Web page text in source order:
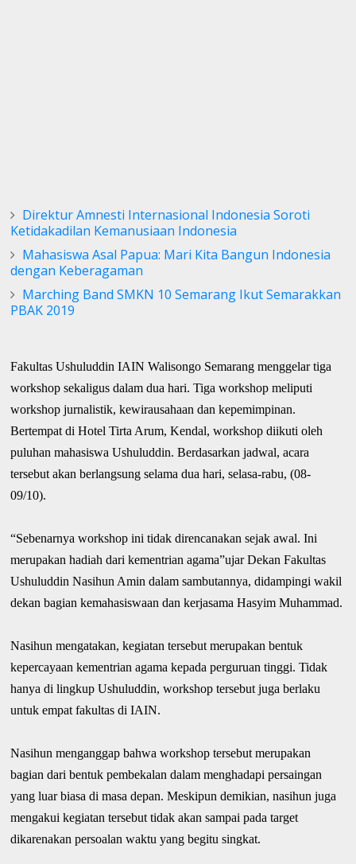
Direktur Amnesti Internasional Indonesia Soroti
Ketidakadilan Kemanusiaan Indonesia
Mahasiswa Asal Papua: Mari Kita Bangun Indonesia
dengan Keberagaman
Marching Band SMKN 10 Semarang Ikut Semarakkan
PBAK 2019
Fakultas Ushuluddin IAIN Walisongo Semarang menggelar tiga
workshop sekaligus dalam dua hari. Tiga workshop meliputi
workshop jurnalistik, kewirausahaan dan kepemimpinan.
Bertempat di Hotel Tirta Arum, Kendal, workshop diikuti oleh
puluhan mahasiswa Ushuluddin. Berdasarkan jadwal, acara
tersebut akan berlangsung selama dua hari, selasa-rabu, (08-
09/10).
“Sebenarnya workshop ini tidak direncanakan sejak awal. Ini
merupakan hadiah dari kementrian agama”ujar Dekan Fakultas
Ushuluddin Nasihun Amin dalam sambutannya, didampingi wakil
dekan bagian kemahasiswaan dan kerjasama Hasyim Muhammad.
Nasihun mengatakan, kegiatan tersebut merupakan bentuk
kepercayaan kementrian agama kepada perguruan tinggi. Tidak
hanya di lingkup Ushuluddin, workshop tersebut juga berlaku
untuk empat fakultas di IAIN.
Nasihun menganggap bahwa workshop tersebut merupakan
bagian dari bentuk pembekalan dalam menghadapi persaingan
yang luar biasa di masa depan. Meskipun demikian, nasihun juga
mengakui kegiatan tersebut tidak akan sampai pada target
dikarenakan persoalan waktu yang begitu singkat.